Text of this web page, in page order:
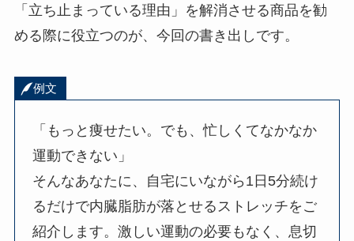
「立ち止まっている理由」を解消させる商品を勧
める際に役立つのが、今回の書き出しです。
例文
「もっと痩せたい。でも、忙しくてなかなか
運動できない」
そんなあなたに、自宅にいながら1日5分続け
るだけで内臓脂肪が落とせるストレッチをご
紹介します。激しい運動の必要もなく、息切